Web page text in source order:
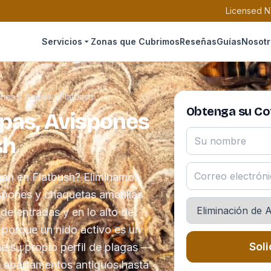
Licensed
Servicios Zonas que CubrimosReseñasGuías
y Abejas›Flatbush
Avispones
en Flatbush? Eliminamos
y chaquetas amarillas
entradas y en lo alto de
un nido activo es un
su propio perfil de plagas —
antiguos hasta
Obtenga su